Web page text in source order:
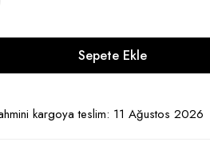
Sepete Ekle
kargoya teslim: 11 Ağustos 2026